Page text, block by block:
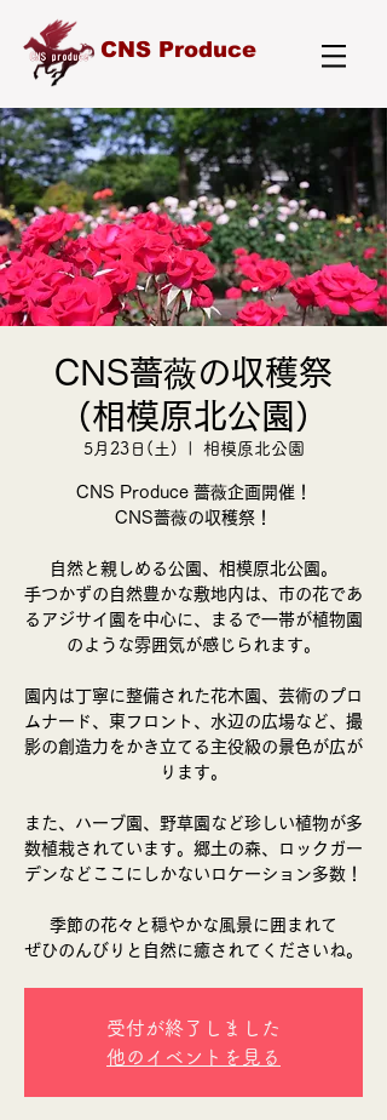
CNS Produce
CNS薔薇の収穫祭
（相模原北公園）
5月23日(土) 相模原北公園
CNS Produce 薔薇企画開催！
CNS薔薇の収穫祭！
自然と親しめる公園、相模原北公園。
手つかずの自然豊かな敷地内は、市の花であ
るアジサイ園を中心に、まるで一帯が植物園
のような雰囲気が感じられます。
園内は丁寧に整備された花木園、芸術のプロ
ムナード、東フロント、水辺の広場など、撮
影の創造力をかき立てる主役級の景色が広が
ります。
また、ハーブ園、野草園など珍しい植物が多
数植栽されています。郷土の森、ロックガー
デンなどここにしかないロケーション多数！
季節の花々と穏やかな風景に囲まれて
ぜひのんびりと自然に癒されてくださいね。
受付が終了しました
他のイベントを見る